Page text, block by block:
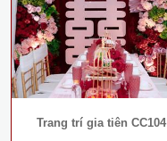
Trang trí gia tiên CC104